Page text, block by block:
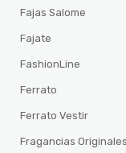
Fajas Salome
Fajate
FashionLine
Ferrato
Ferrato Vestir
Fragancias Originales